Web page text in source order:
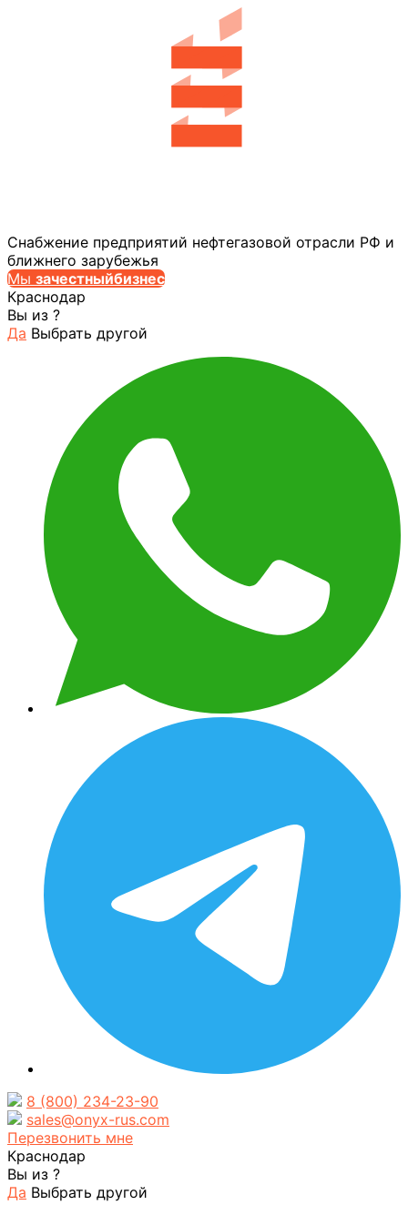
Снабжение предприятий нефтегазовой отрасли РФ и
ближнего зарубежья
Мы зачестныйбизнес
Краснодар
Вы из ?
Да Выбрать другой
8 (800) 234-23-90
sales@onyx-rus.com
Перезвонить мне
Краснодар
Вы из ?
Да Выбрать другой